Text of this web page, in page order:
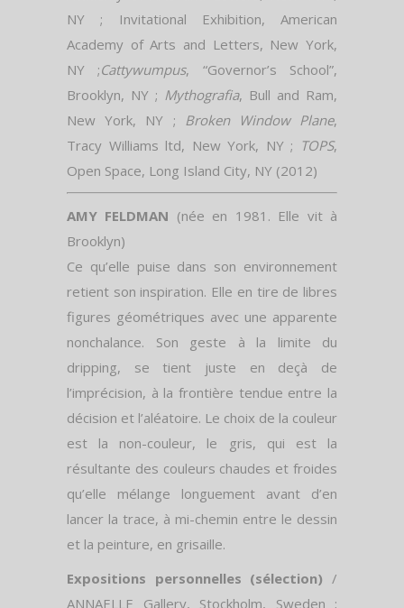
NY ; Invitational Exhibition, American
Academy of Arts and Letters, New York,
NY ;Cattywumpus, “Governor’s School”,
Brooklyn, NY ; Mythografia, Bull and Ram,
New York, NY ; Broken Window Plane,
Tracy Williams ltd, New York, NY ; TOPS,
Open Space, Long Island City, NY (2012)
AMY FELDMAN (née en 1981. Elle vit à
Brooklyn)
Ce qu’elle puise dans son environnement
retient son inspiration. Elle en tire de libres
figures géométriques avec une apparente
nonchalance. Son geste à la limite du
dripping, se tient juste en deçà de
l’imprécision, à la frontière tendue entre la
décision et l’aléatoire. Le choix de la couleur
est la non-couleur, le gris, qui est la
résultante des couleurs chaudes et froides
qu’elle mélange longuement avant d’en
lancer la trace, à mi-chemin entre le dessin
et la peinture, en grisaille.
Expositions personnelles (sélection) /
ANNAELLE Gallery, Stockholm, Sweden ;